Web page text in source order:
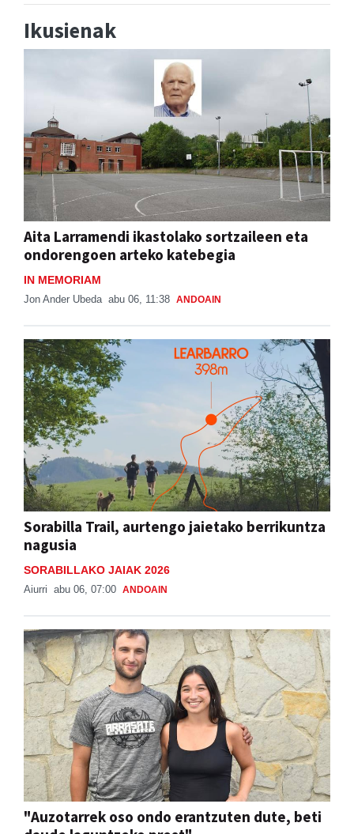
Ikusienak
Aita Larramendi ikastolako sortzaileen eta
ondorengoen arteko katebegia
IN MEMORIAM
Jon Ander Ubeda abu 06, 11:38 ANDOAIN
Sorabilla Trail, aurtengo jaietako berrikuntza
nagusia
SORABILLAKO JAIAK 2026
Aiurri abu 06, 07:00 ANDOAIN
"Auzotarrek oso ondo erantzuten dute, beti